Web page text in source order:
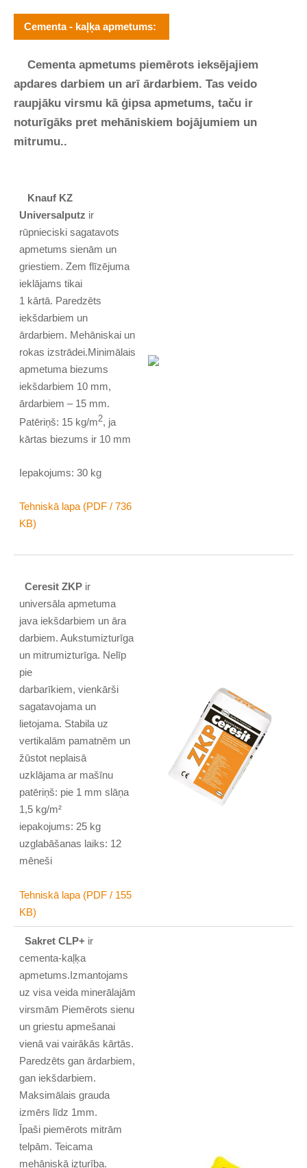
Cementa - kaļķa apmetums:
Cementa apmetums piemērots ieksējajiem
apdares darbiem un arī ārdarbiem. Tas veido
raupjāku virsmu kā ģipsa apmetums, taču ir
noturīgāks pret mehāniskiem bojājumiem un
mitrumu..
Knauf KZ
Universalputz ir
rūpnieciski sagatavots
apmetums sienām un
griestiem. Zem flīzējuma
ieklājams tikai
1 kārtā. Paredzēts
iekšdarbiem un
ārdarbiem. Mehāniskai un
rokas izstrādei.Minimālais
apmetuma biezums
iekšdarbiem 10 mm,
ārdarbiem – 15 mm.
Patēriņš: 15 kg/m2, ja
kārtas biezums ir 10 mm
Iepakojums: 30 kg
Tehniskā lapa (PDF / 736
KB)
Ceresit ZKP ir
universāla apmetuma
java iekšdarbiem un āra
darbiem. Aukstumizturīga
un mitrumizturīga. Nelīp
pie
darbarīkiem, vienkārši
sagatavojama un
lietojama. Stabila uz
vertikalām pamatnēm un
žūstot neplaisā
uzklājama ar mašīnu
patēriņš: pie 1 mm slāņa
1,5 kg/m²
iepakojums: 25 kg
uzglabāšanas laiks: 12
mēneši
Tehniskā lapa (PDF / 155
KB)
Sakret CLP+ ir
cementa-kaļķa
apmetums.Izmantojams
uz visa veida minerālajām
virsmām Piemērots sienu
un griestu apmešanai
vienā vai vairākās kārtās.
Paredzēts gan ārdarbiem,
gan iekšdarbiem.
Maksimālais grauda
izmērs līdz 1mm.
Īpaši piemērots mitrām
telpām. Teicama
mehāniskā izturība.